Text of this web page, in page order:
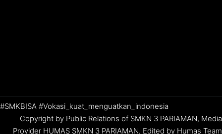
#SMKBISA #Vokasi_kuat_menguatkan_indonesia
Copyright by Public Relations of SMKN 3 PARIAMAN, Media
Provider HUMAS SMKN 3 PARIAMAN, Edited by Humas Team